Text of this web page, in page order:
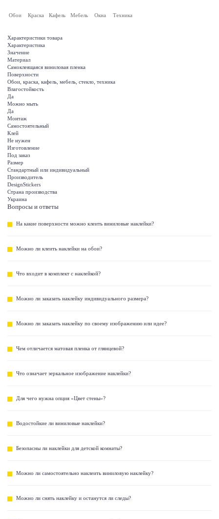
Обои Краска Кафель Мебель Окна Техника
Характеристики товара
Характеристика
Значение
Материал
Самоклеящаяся виниловая пленка
Поверхности
Обои, краска, кафель, мебель, стекло, техника
Влагостойкость
Да
Можно мыть
Да
Монтаж
Самостоятельный
Клей
Не нужен
Изготовление
Под заказ
Размер
Стандартный или индивидуальный
Производитель
DesignStickers
Страна производства
Украина
Вопросы и ответы
На какие поверхности можно клеить виниловые наклейки?
Можно ли клеить наклейки на обои?
Что входит в комплект с наклейкой?
Можно ли заказать наклейку индивидуального размера?
Можно ли заказать наклейку по своему изображению или идее?
Чем отличается матовая пленка от глянцевой?
Что означает зеркальное изображение наклейки?
Для чего нужна опция «Цвет стены»?
Водостойкие ли виниловые наклейки?
Безопасны ли наклейки для детской комнаты?
Можно ли самостоятельно наклеить виниловую наклейку?
Можно ли снять наклейку и останутся ли следы?